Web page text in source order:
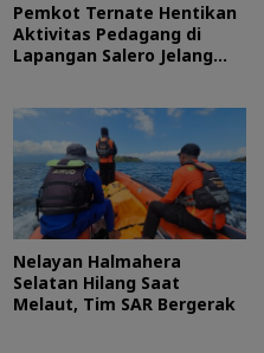
Pemkot Ternate Hentikan
Aktivitas Pedagang di
Lapangan Salero Jelang
Nelayan Halmahera
Selatan Hilang Saat
Melaut, Tim SAR Bergerak